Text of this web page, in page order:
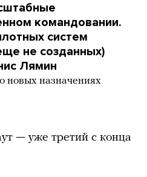
командовании.
систем
не созданных)
Лямин
новых назначениях
— уже третий с конца